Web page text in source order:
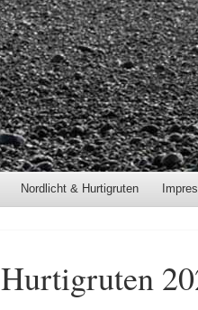
Nordlicht & Hurtigruten
Hurtigruten